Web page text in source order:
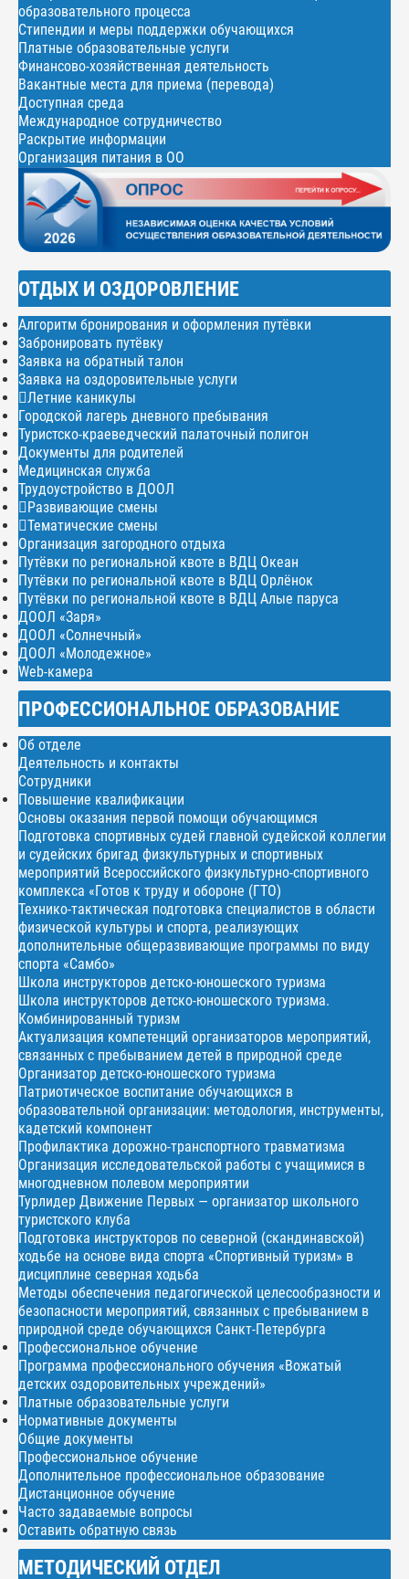
образовательного процесса
Стипендии и меры поддержки обучающихся
Платные образовательные услуги
Финансово-хозяйственная деятельность
Вакантные места для приема (перевода)
Доступная среда
Международное сотрудничество
Раскрытие информации
Организация питания в ОО
ОТДЫХ И ОЗДОРОВЛЕНИЕ
Алгоритм бронирования и оформления путёвки
Забронировать путёвку
Заявка на обратный талон
Заявка на оздоровительные услуги
Летние каникулы
Городской лагерь дневного пребывания
Туристско-краеведческий палаточный полигон
Документы для родителей
Медицинская служба
Трудоустройство в ДООЛ
Развивающие смены
Тематические смены
Организация загородного отдыха
Путёвки по региональной квоте в ВДЦ Океан
Путёвки по региональной квоте в ВДЦ Орлёнок
Путёвки по региональной квоте в ВДЦ Алые паруса
ДООЛ «Заря»
ДООЛ «Солнечный»
ДООЛ «Молодежное»
Web-камера
ПРОФЕССИОНАЛЬНОЕ ОБРАЗОВАНИЕ
Об отделе
Деятельность и контакты
Сотрудники
Повышение квалификации
Основы оказания первой помощи обучающимся
Подготовка спортивных судей главной судейской коллегии
и судейских бригад физкультурных и спортивных
мероприятий Всероссийского физкультурно-спортивного
комплекса «Готов к труду и обороне (ГТО)
Технико-тактическая подготовка специалистов в области
физической культуры и спорта, реализующих
дополнительные общеразвивающие программы по виду
спорта «Самбо»
Школа инструкторов детско-юношеского туризма
Школа инструкторов детско-юношеского туризма.
Комбинированный туризм
Актуализация компетенций организаторов мероприятий,
связанных с пребыванием детей в природной среде
Организатор детско-юношеского туризма
Патриотическое воспитание обучающихся в
образовательной организации: методология, инструменты,
кадетский компонент
Профилактика дорожно-транспортного травматизма
Организация исследовательской работы с учащимися в
многодневном полевом мероприятии
Турлидер Движение Первых — организатор школьного
туристского клуба
Подготовка инструкторов по северной (скандинавской)
ходьбе на основе вида спорта «Спортивный туризм» в
дисциплине северная ходьба
Методы обеспечения педагогической целесообразности и
безопасности мероприятий, связанных с пребыванием в
природной среде обучающихся Санкт-Петербурга
Профессиональное обучение
Программа профессионального обучения «Вожатый
детских оздоровительных учреждений»
Платные образовательные услуги
Нормативные документы
Общие документы
Профессиональное обучение
Дополнительное профессиональное образование
Дистанционное обучение
Часто задаваемые вопросы
Оставить обратную связь
МЕТОДИЧЕСКИЙ ОТДЕЛ